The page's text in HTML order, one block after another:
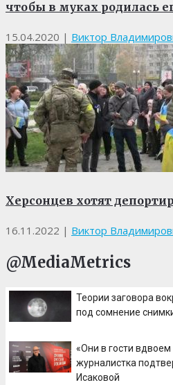
чтобы в муках родилась
15.04.2020 | Виктор
Херсонцев хотят
16.11.2022 | Виктор
@MediaMetrics
Теории заговора
под сомнение
«Они в гости вдвоем
журналистка
Исаковой